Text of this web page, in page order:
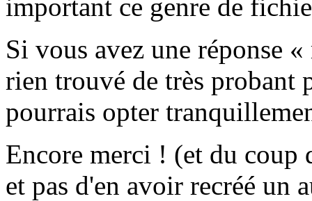
important ce genre de
Si vous avez une réponse
rien trouvé de très probant
pourrais opter
Encore merci ! (et du coup
et pas d'en avoir recréé un